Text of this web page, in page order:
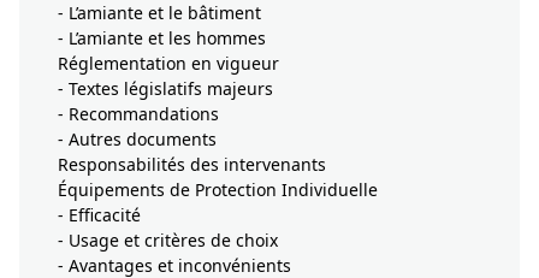
- L’amiante et le bâtiment
- L’amiante et les hommes
Réglementation en vigueur
- Textes législatifs majeurs
- Recommandations
- Autres documents
Responsabilités des intervenants
Équipements de Protection Individuelle
- Efficacité
- Usage et critères de choix
- Avantages et inconvénients